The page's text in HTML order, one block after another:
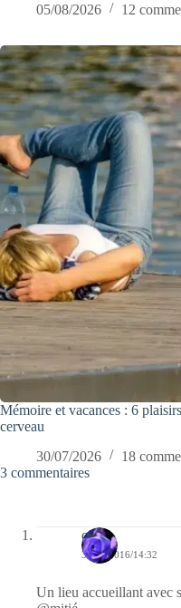
05/08/2026
12
Mémoire et vacances : 6
cerveau
30/07/2026
18
3 commentaires
covix
31/10/2016/14:32
Un lieu accueillant avec